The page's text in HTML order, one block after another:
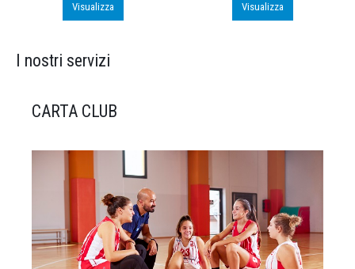
Visualizza Visualizza
I nostri servizi
CARTA CLUB